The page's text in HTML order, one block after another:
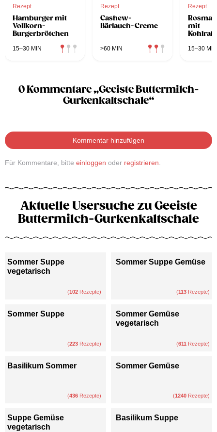
Rezept
Hamburger mit
Vollkorn-
Burgerbrötchen
15–30 MIN
Rezept
Cashew-
Bärlauch-Creme
>60 MIN
Rezept
mit
15–30 MIN
0 Kommentare „Geeiste Buttermilch-
Gurkenkaltschale“
Kommentar hinzufügen
Für Kommentare, bitte einloggen oder registrieren.
Aktuelle Usersuche zu Geeiste
Buttermilch-Gurkenkaltschale
Sommer Suppe
vegetarisch
(102 Rezepte)
Sommer Suppe Gemüse
(113 Rezepte)
Sommer Suppe
(223 Rezepte)
Sommer Gemüse
vegetarisch
(611 Rezepte)
Basilikum Sommer
(436 Rezepte)
Sommer Gemüse
(1240 Rezepte)
Suppe Gemüse
vegetarisch
Basilikum Suppe